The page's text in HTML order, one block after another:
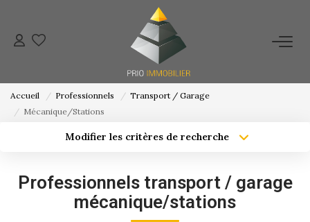
ACHETER
NOTRE AGENCE
Accueil Professionnels
Transport / Garage
Mécanique/Stations
Modifier les critères de recherche
Budget max
Professionnels transport / garage
mécanique/stations